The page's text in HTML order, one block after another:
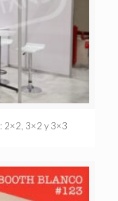
2×2, 3×2 y 3×3